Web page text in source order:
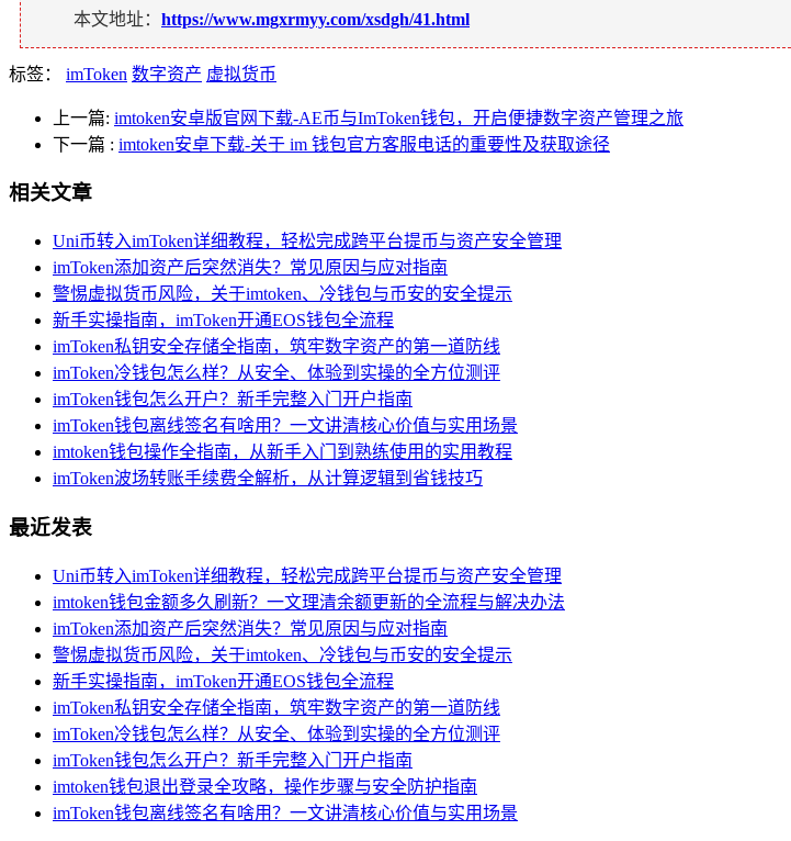
本文地址： https://www.mgxrmyy.com/xsdgh/41.html
标签： imToken 数字资产 虚拟货币
上一篇: imtoken安卓版官网下载-AE币与ImToken钱包，开启便捷数字资产管理之旅
下一篇 : imtoken安卓下载-关于 im 钱包官方客服电话的重要性及获取途径
相关文章
Uni币转入imToken详细教程，轻松完成跨平台提币与资产安全管理
imToken添加资产后突然消失？常见原因与应对指南
警惕虚拟货币风险，关于imtoken、冷钱包与币安的安全提示
新手实操指南，imToken开通EOS钱包全流程
imToken私钥安全存储全指南，筑牢数字资产的第一道防线
imToken冷钱包怎么样？从安全、体验到实操的全方位测评
imToken钱包怎么开户？新手完整入门开户指南
imToken钱包离线签名有啥用？一文讲清核心价值与实用场景
imtoken钱包操作全指南，从新手入门到熟练使用的实用教程
imToken波场转账手续费全解析，从计算逻辑到省钱技巧
最近发表
Uni币转入imToken详细教程，轻松完成跨平台提币与资产安全管理
imtoken钱包金额多久刷新？一文理清余额更新的全流程与解决办法
imToken添加资产后突然消失？常见原因与应对指南
警惕虚拟货币风险，关于imtoken、冷钱包与币安的安全提示
新手实操指南，imToken开通EOS钱包全流程
imToken私钥安全存储全指南，筑牢数字资产的第一道防线
imToken冷钱包怎么样？从安全、体验到实操的全方位测评
imToken钱包怎么开户？新手完整入门开户指南
imtoken钱包退出登录全攻略，操作步骤与安全防护指南
imToken钱包离线签名有啥用？一文讲清核心价值与实用场景